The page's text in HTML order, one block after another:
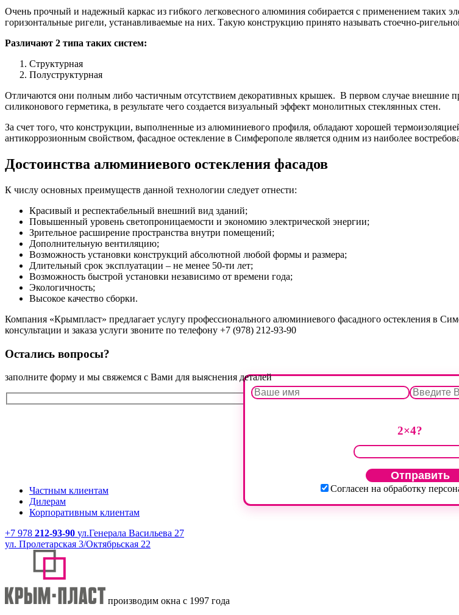
Очень прочный и надежный каркас из гибкого легковесного алюминия собирается с применением таких
горизонтальные ригели, устанавливаемые на них. Такую конструкцию принято называть стоечно-
Различают 2 типа таких систем:
Структурная
Полуструктурная
Отличаются они полным либо частичным отсутствием декоративных крышек. В первом случае внешние
силиконового герметика, в результате чего создается визуальный эффект монолитных стеклянных стен.
За счет того, что конструкции, выполненные из алюминиевого профиля, обладают хорошей
антикоррозионным свойством, фасадное остекление в Симферополе является одним из наиболее
Достоинства алюминиевого остекления фасадов
К числу основных преимуществ данной технологии следует отнести:
Красивый и респектабельный внешний вид зданий;
Повышенный уровень светопроницаемости и экономию электрической энергии;
Зрительное расширение пространства внутри помещений;
Дополнительную вентиляцию;
Возможность установки конструкций абсолютной любой формы и размера;
Длительный срок эксплуатации – не менее 50-ти лет;
Возможность быстрой установки независимо от времени года;
Экологичность;
Высокое качество сборки.
Компания «Крымпласт» предлагает услугу профессионального алюминиевого фасадного остекления в
консультации и заказа услуги звоните по телефону +7 (978) 212-93-90
Остались вопросы?
заполните форму и мы свяжемся с Вами для выяснения деталей
2×4?
Согласен на обработку
Частным клиентам
Дилерам
Корпоративным клиентам
+7 978 212-93-90 ул.Генерала Васильева 27
ул. Пролетарская 3/Октябрьская 22
производим окна с 1997 года